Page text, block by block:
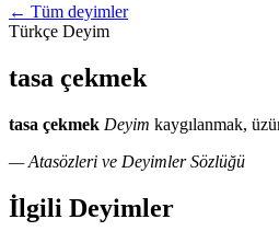
← Tüm deyimler
Türkçe Deyim
tasa çekmek
tasa çekmek Deyim kaygılanmak,
— Atasözleri ve Deyimler Sözlüğü
İlgili Deyimler